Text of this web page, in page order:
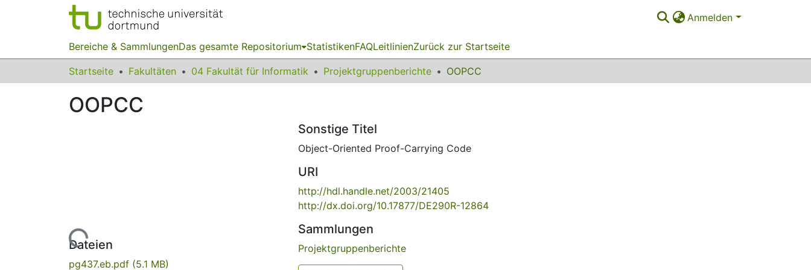
Anmelden
Bereiche & SammlungenDas gesamte Repositorium StatistikenFAQLeitlinienZurück zur Startseite
Startseite Fakultäten 04 Fakultät für Informatik Projektgruppenberichte OOPCC
OOPCC
Lade...
Dateien
pg437.eb.pdf (5.1 MB)
Sonstige Titel
Object-Oriented Proof-Carrying Code
URI
http://hdl.handle.net/2003/21405
http://dx.doi.org/10.17877/DE290R-12864
Sammlungen
Projektgruppenberichte